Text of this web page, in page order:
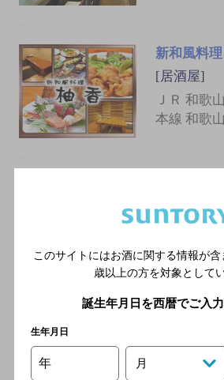
新和風料
[居酒屋]
ＪＲ 和歌
本線 和歌
[居酒屋]
ＪＲ阪和
和歌山線
電鉄貴志
酒屋の酒場
このサイトにはお酒に関する情報が含
歳以上の方を対象として
誕生年月日を西暦でご入力
生年月日
年 月